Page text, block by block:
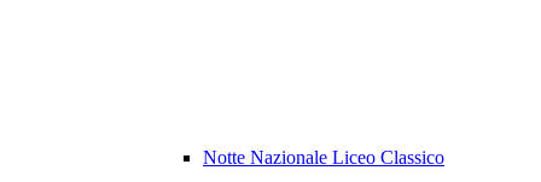
Notte Nazionale Liceo Classico